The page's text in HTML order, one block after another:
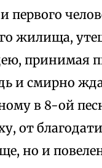
жилища,
принимая
и смирно
в 8-ой
от
но и